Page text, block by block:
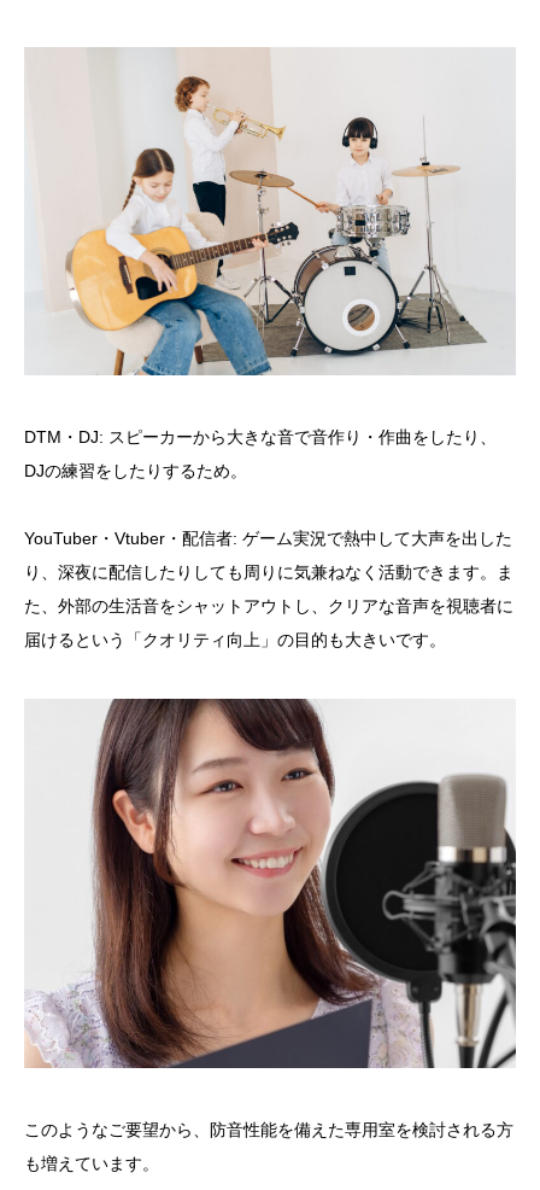
DTM・DJ: スピーカーから大きな音で音作り・作曲をしたり、
DJの練習をしたりするため。
YouTuber・Vtuber・配信者: ゲーム実況で熱中して大声を出した
り、深夜に配信したりしても周りに気兼ねなく活動できます。ま
た、外部の生活音をシャットアウトし、クリアな音声を視聴者に
届けるという「クオリティ向上」の目的も大きいです。
このようなご要望から、防音性能を備えた専用室を検討される方
も増えています。